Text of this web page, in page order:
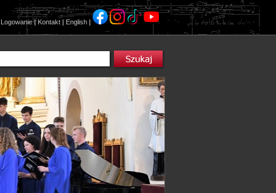
Logowanie|Kontakt | English |